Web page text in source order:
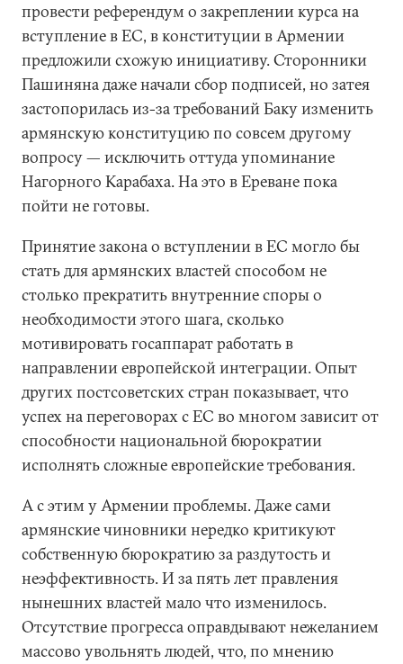
провести референдум о закреплении курса на
вступление в ЕС, в конституции в Армении
предложили схожую инициативу. Сторонники
Пашиняна даже начали сбор подписей, но затея
застопорилась из-за требований Баку изменить
армянскую конституцию по совсем другому
вопросу — исключить оттуда упоминание
Нагорного Карабаха. На это в Ереване пока
пойти не готовы.
Принятие закона о вступлении в ЕС могло бы
стать для армянских властей способом не
столько прекратить внутренние споры о
необходимости этого шага, сколько
мотивировать госаппарат работать в
направлении европейской интеграции. Опыт
других постсоветских стран показывает, что
успех на переговорах с ЕС во многом зависит от
способности национальной бюрократии
исполнять сложные европейские требования.
А с этим у Армении проблемы. Даже сами
армянские чиновники нередко критикуют
собственную бюрократию за раздутость и
неэффективность. И за пять лет правления
нынешних властей мало что изменилось.
Отсутствие прогресса оправдывают нежеланием
массово увольнять людей, что, по мнению